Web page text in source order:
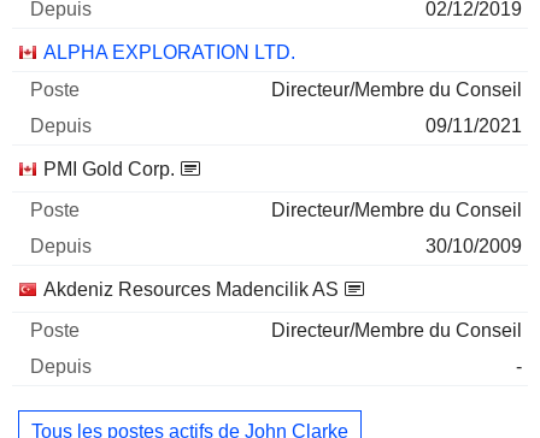
02/12/2019
ALPHA EXPLORATION LTD.
Directeur/Membre du Conseil
09/11/2021
PMI Gold Corp.
Directeur/Membre du Conseil
30/10/2009
Akdeniz Resources Madencilik AS
Directeur/Membre du Conseil
-
Tous les postes actifs de John Clarke